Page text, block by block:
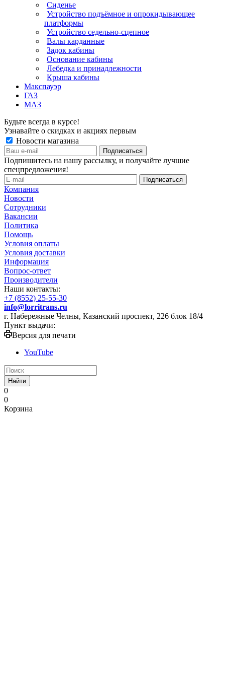
Сиденье
Устройство подъёмное и опрокидывающее
платформы
Устройство седельно-сцепное
Валы карданные
Задок кабины
Основание кабины
Лебедка и принадлежности
Крыша кабины
Макспауэр
ГАЗ
МАЗ
Будьте всегда в курсе!
Узнавайте о скидках и акциях первым
Новости магазина
Подпишитесь на нашу рассылку, и получайте лучшие
спецпредложения!
Компания
Новости
Сотрудники
Вакансии
Политика
Помощь
Условия оплаты
Условия доставки
Информация
Вопрос-ответ
Производители
Наши контакты:
+7 (8552) 25-55-30
info@lorritrans.ru
г. Набережные Челны, Казанский проспект, 226 блок 18/4
Пункт выдачи:
Версия для печати
YouTube
Найти
0
0
Корзина